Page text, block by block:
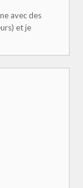
avec des
et je